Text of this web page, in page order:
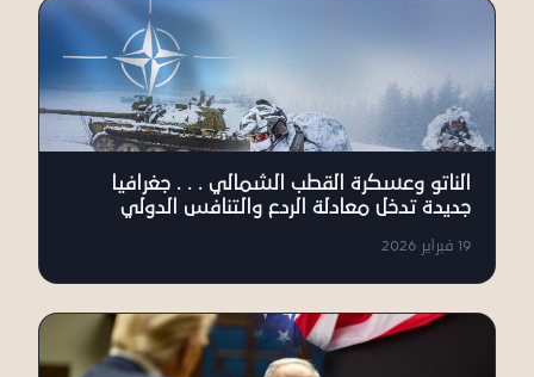
الناتو وعسكرة القطب الشمالي . . . جغرافيا
جديدة تدخل معادلة الردع والتنافس الدولي
19 فبراير 2026